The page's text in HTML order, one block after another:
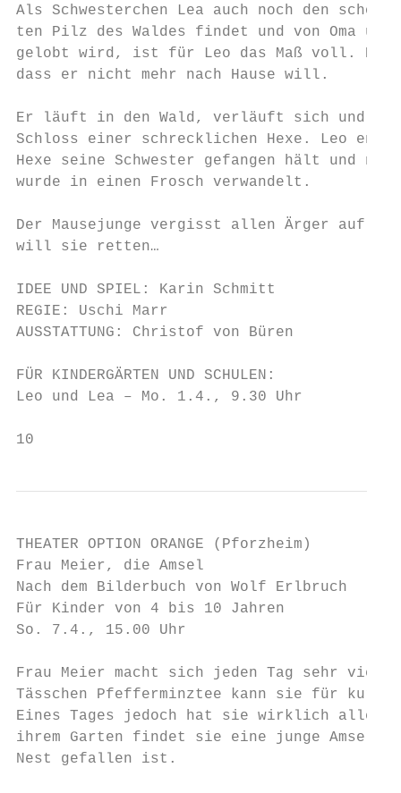
Als Schwesterchen Lea auch noch den
ten Pilz des Waldes findet und von Oma
gelobt wird, ist für Leo das Maß voll. Er
dass er nicht mehr nach Hause will.
Er läuft in den Wald, verläuft sich und
Schloss einer schrecklichen Hexe. Leo
Hexe seine Schwester gefangen hält und
wurde in einen Frosch verwandelt.
Der Mausejunge vergisst allen Ärger auf
will sie retten…
IDEE UND SPIEL: Karin Schmitt
REGIE: Uschi Marr
AUSSTATTUNG: Christof von Büren
FÜR KINDERGÄRTEN UND SCHULEN:
Leo und Lea – Mo. 1.4., 9.30 Uhr
10
THEATER OPTION ORANGE (Pforzheim)
Frau Meier, die Amsel
Nach dem Bilderbuch von Wolf Erlbruch
Für Kinder von 4 bis 10 Jahren
So. 7.4., 15.00 Uhr
Frau Meier macht sich jeden Tag sehr viele
Tässchen Pfefferminztee kann sie für
Eines Tages jedoch hat sie wirklich allen
ihrem Garten findet sie eine junge Amsel,
Nest gefallen ist.